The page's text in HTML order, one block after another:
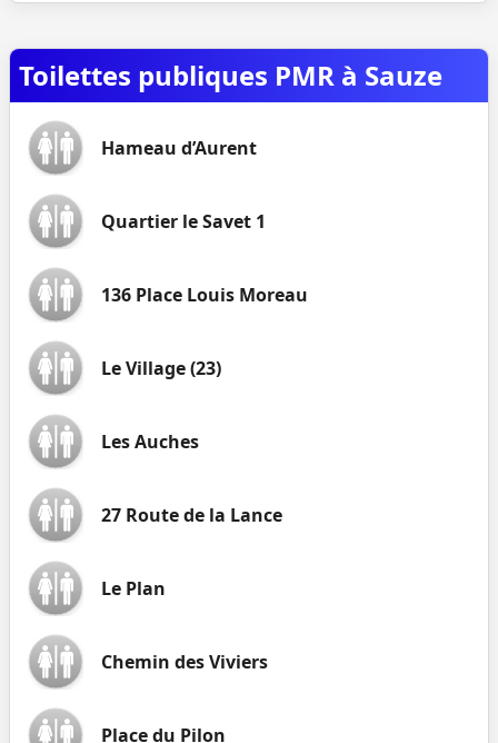
Toilettes publiques PMR à Sauze
Hameau d’Aurent
Quartier le Savet 1
136 Place Louis Moreau
Le Village (23)
Les Auches
27 Route de la Lance
Le Plan
Chemin des Viviers
Place du Pilon